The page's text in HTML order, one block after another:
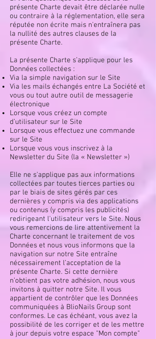
présente Charte devait être déclarée nulle
ou contraire à la réglementation, elle sera
réputée non écrite mais n'entraînera pas
la nullité des autres clauses de la
présente Charte.
La présente Charte s’applique pour les
Données collectées :
Via la simple navigation sur le Site
Via les mails échangés entre La Société et
vous ou tout autre outil de messagerie
électronique
Lorsque vous créez un compte
d’utilisateur sur le Site
Lorsque vous effectuez une commande
sur le Site
Lorsque vous vous inscrivez à la
Newsletter du Site (la « Newsletter »)
Elle ne s'applique pas aux informations
collectées par toutes tierces parties ou
par le biais de sites gérés par ces
dernières y compris via des applications
ou contenus (y compris les publicités)
redirigeant l'utilisateur vers le Site. Nous
vous remercions de lire attentivement la
Charte concernant le traitement de vos
Données et nous vous informons que la
navigation sur notre Site entraîne
nécessairement l’acceptation de la
présente Charte. Si cette dernière
n’obtient pas votre adhésion, nous vous
invitons à quitter notre Site. Il vous
appartient de contrôler que les Données
communiquées à BlioNails Group sont
conformes. Le cas échéant, vous avez la
possibilité de les corriger et de les mettre
à jour depuis votre espace "Mon compte"